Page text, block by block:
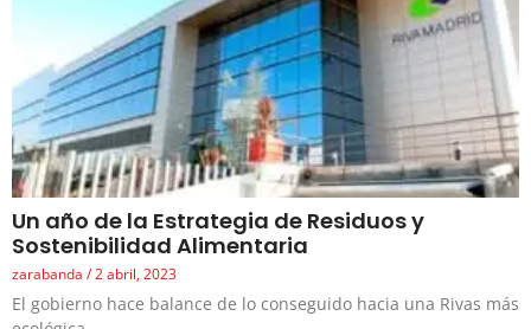
Un año de la Estrategia de Residuos y
Sostenibilidad Alimentaria
zarabanda 2 abril, 2023
El gobierno hace balance de lo conseguido hacia una Rivas más